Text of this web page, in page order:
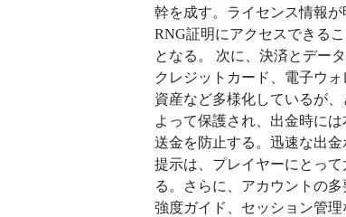
幹を成す。ライセンス情報
RNG証明にアクセスできる
となる。 次に、決済とデー
クレジットカード、電子ウ
資産など多様化しているが
よって保護され、出金時に
送金を防止する。迅速な出
提示は、プレイヤーにとっ
る。さらに、アカウントの
強度ガイド、セッション管